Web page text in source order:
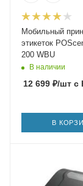
Мобильный
этикеток
200 WBU
В наличии
12 699 ₽/шт с
В